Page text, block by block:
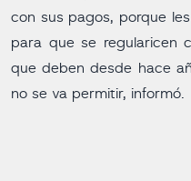
con sus pagos, porque
para que se regularicen
que deben desde hace
no se va permitir, informó.